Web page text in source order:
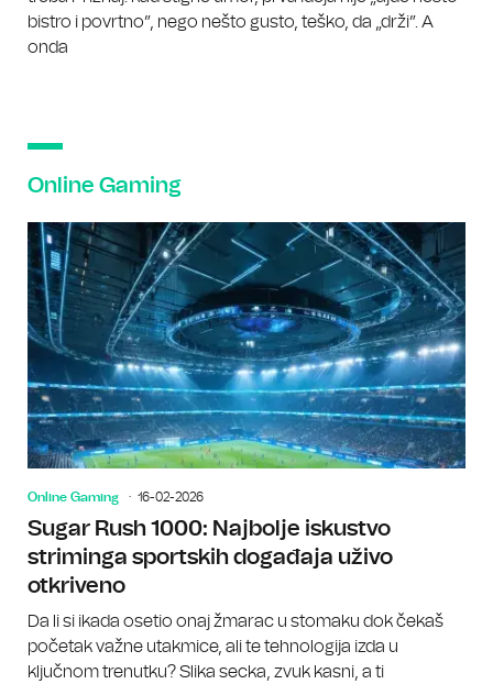
bistro i povrtno”, nego nešto gusto, teško, da „drži”. A
onda
Online Gaming
Online Gaming 16-02-2026
Sugar Rush 1000: Najbolje iskustvo
striminga sportskih događaja uživo
otkriveno
Da li si ikada osetio onaj žmarac u stomaku dok čekaš
početak važne utakmice, ali te tehnologija izda u
ključnom trenutku? Slika secka, zvuk kasni, a ti